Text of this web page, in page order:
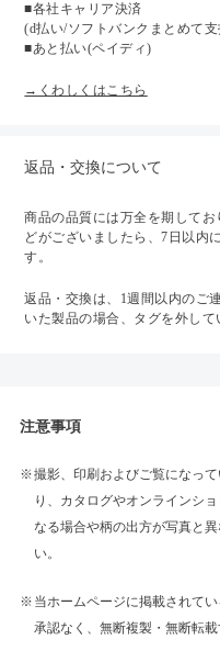
■各社キャリア決済
(d払い/ソフトバンクまとめて
■あと払い(ペイディ)
→くわしくはこちら
返品・交換について
商品の品質には万全を期して
どがございましたら、7日以内
す。
返品・交換は、1週間以内のご
いた製品の場合、タグを外して
注意事項
撮影、印刷およびご覧になっ
り、カタログやオンラインシ
なる場合や柄の出方が写真と
い。
当ホームページに掲載されて
承認なく、無断複製・無断転載